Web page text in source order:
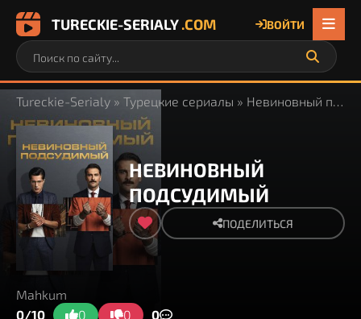
TURECKIE-SERIALY.COM ВОЙТИ
Tureckie-Serialy » Турецкие сериалы » Невиновный подсудимый
НЕВИНОВНЫЙ
ПОДСУДИМЫЙ
ПОДЕЛИТЬСЯ
Mahkum
0/10
0 0 0